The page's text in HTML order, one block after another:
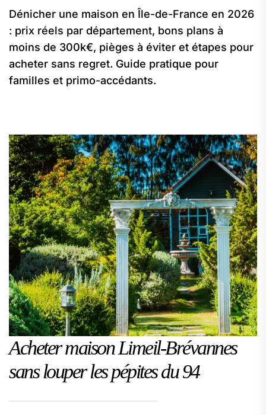
Dénicher une maison en Île-de-France en 2026
: prix réels par département, bons plans à
moins de 300k€, pièges à éviter et étapes pour
acheter sans regret. Guide pratique pour
familles et primo-accédants.
Acheter maison Limeil-Brévannes
sans louper les pépites du 94